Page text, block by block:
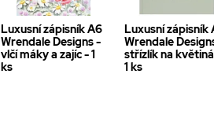
Luxusní zápisník A6
Wrendale Designs -
vlčí máky a zajíc - 1
ks
Luxusní zápisník
Wrendale
střízlík na
1 ks